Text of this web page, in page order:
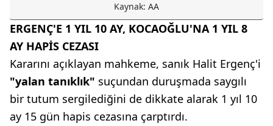
Kaynak: AA
ERGENÇ'E 1 YIL 10 AY, KOCAOĞLU'NA 1 YIL 8
AY HAPİS CEZASI
Kararını açıklayan mahkeme, sanık Halit Ergenç'i
"yalan tanıklık" suçundan duruşmada saygılı
bir tutum sergilediğini de dikkate alarak 1 yıl 10
ay 15 gün hapis cezasına çarptırdı.